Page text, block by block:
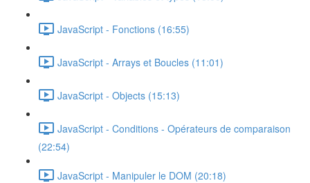
JavaScript - Fonctions (16:55)
JavaScript - Arrays et Boucles (11:01)
JavaScript - Objects (15:13)
JavaScript - Conditions - Opérateurs de comparaison
(22:54)
JavaScript - Manipuler le DOM (20:18)